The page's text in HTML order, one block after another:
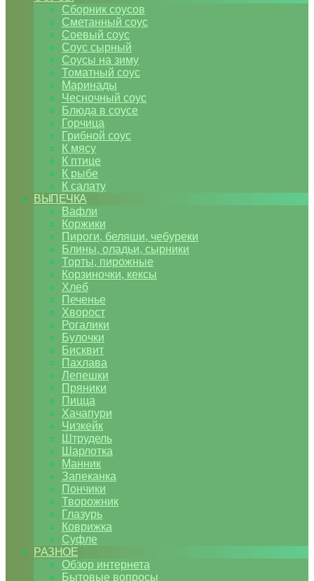
Сборник соусов
Сметанный соус
Соевый соус
Соус сырный
Соусы на зиму
Томатный соус
Маринады
Чесночный соус
Блюда в соусе
Горчица
Грибной соус
К мясу
К птице
К рыбе
К салату
ВЫПЕЧКА
Вафли
Коржики
Пироги, беляши, чебуреки
Блины, оладьи, сырники
Торты, пирожные
Корзиночки, кексы
Хлеб
Печенье
Хворост
Рогалики
Булочки
Бисквит
Пахлава
Лепешки
Пряники
Пицца
Хачапури
Чизкейк
Штрудель
Шарлотка
Манник
Запеканка
Пончики
Творожник
Глазурь
Коврижка
Суфле
РАЗНОЕ
Обзор интернета
Бытовые вопросы